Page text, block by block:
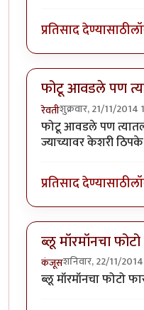
प्रतिसाद देण्यासाठी
फोटू आवडले पण
रेवतीशुक्रवार, 21/11/2014
फोटू आवडले पण
ज्याच्यावर केशरी
प्रतिसाद देण्यासाठी
ब्लू मॉरमॉनचा
कंजूसशनिवार, 22/11/
ब्लू मॉरमॉनचा फोटो